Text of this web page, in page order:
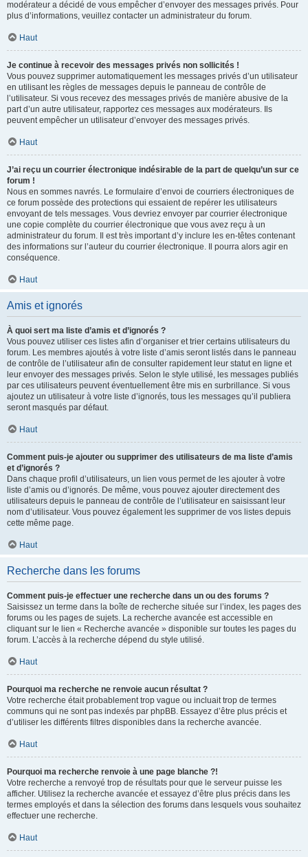
modérateur a décidé de vous empêcher d’envoyer des messages privés. Pour
plus d’informations, veuillez contacter un administrateur du forum.
Haut
Je continue à recevoir des messages privés non sollicités !
Vous pouvez supprimer automatiquement les messages privés d’un utilisateur
en utilisant les règles de messages depuis le panneau de contrôle de
l’utilisateur. Si vous recevez des messages privés de manière abusive de la
part d’un autre utilisateur, rapportez ces messages aux modérateurs. Ils
peuvent empêcher un utilisateur d’envoyer des messages privés.
Haut
J’ai reçu un courrier électronique indésirable de la part de quelqu’un sur ce
forum !
Nous en sommes navrés. Le formulaire d’envoi de courriers électroniques de
ce forum possède des protections qui essaient de repérer les utilisateurs
envoyant de tels messages. Vous devriez envoyer par courrier électronique
une copie complète du courrier électronique que vous avez reçu à un
administrateur du forum. Il est très important d’y inclure les en-têtes contenant
des informations sur l’auteur du courrier électronique. Il pourra alors agir en
conséquence.
Haut
Amis et ignorés
À quoi sert ma liste d’amis et d’ignorés ?
Vous pouvez utiliser ces listes afin d’organiser et trier certains utilisateurs du
forum. Les membres ajoutés à votre liste d’amis seront listés dans le panneau
de contrôle de l’utilisateur afin de consulter rapidement leur statut en ligne et
leur envoyer des messages privés. Selon le style utilisé, les messages publiés
par ces utilisateurs peuvent éventuellement être mis en surbrillance. Si vous
ajoutez un utilisateur à votre liste d’ignorés, tous les messages qu’il publiera
seront masqués par défaut.
Haut
Comment puis-je ajouter ou supprimer des utilisateurs de ma liste d’amis
et d’ignorés ?
Dans chaque profil d’utilisateurs, un lien vous permet de les ajouter à votre
liste d’amis ou d’ignorés. De même, vous pouvez ajouter directement des
utilisateurs depuis le panneau de contrôle de l’utilisateur en saisissant leur
nom d’utilisateur. Vous pouvez également les supprimer de vos listes depuis
cette même page.
Haut
Recherche dans les forums
Comment puis-je effectuer une recherche dans un ou des forums ?
Saisissez un terme dans la boîte de recherche située sur l’index, les pages des
forums ou les pages de sujets. La recherche avancée est accessible en
cliquant sur le lien « Recherche avancée » disponible sur toutes les pages du
forum. L’accès à la recherche dépend du style utilisé.
Haut
Pourquoi ma recherche ne renvoie aucun résultat ?
Votre recherche était probablement trop vague ou incluait trop de termes
communs qui ne sont pas indexés par phpBB. Essayez d’être plus précis et
d’utiliser les différents filtres disponibles dans la recherche avancée.
Haut
Pourquoi ma recherche renvoie à une page blanche ?!
Votre recherche a renvoyé trop de résultats pour que le serveur puisse les
afficher. Utilisez la recherche avancée et essayez d’être plus précis dans les
termes employés et dans la sélection des forums dans lesquels vous souhaitez
effectuer une recherche.
Haut